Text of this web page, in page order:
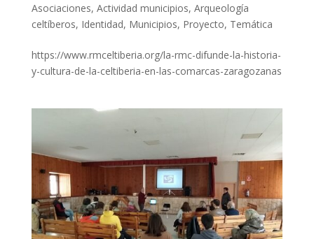
Asociaciones, Actividad municipios, Arqueología
celtíberos, Identidad, Municipios, Proyecto, Temática
https://www.rmceltiberia.org/la-rmc-difunde-la-historia-
y-cultura-de-la-celtiberia-en-las-comarcas-zaragozanas